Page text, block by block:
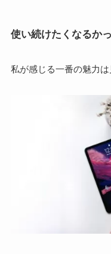
使い続けたくなるか
私が感じる一番の魅力